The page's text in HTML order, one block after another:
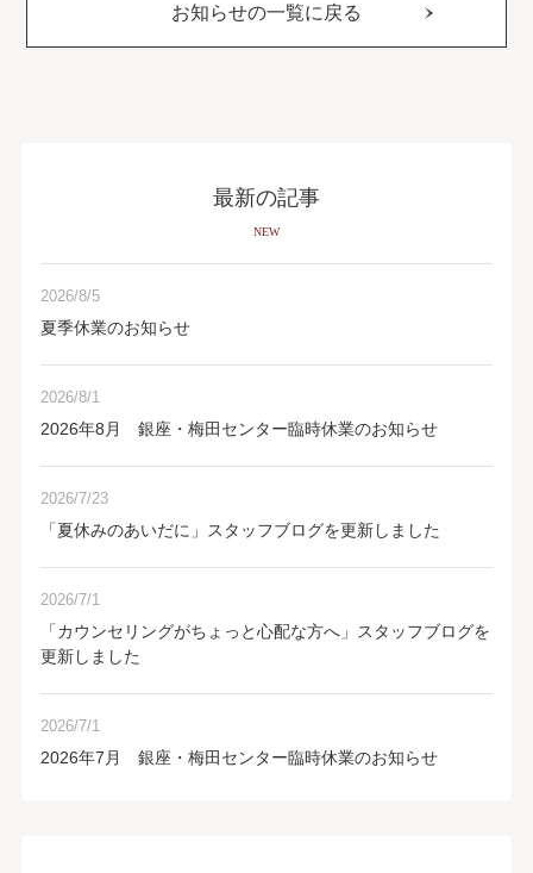
お知らせの一覧に戻る
最新の記事
NEW
2026/8/5
夏季休業のお知らせ
2026/8/1
2026年8月 銀座・梅田センター臨時休業のお知らせ
2026/7/23
「夏休みのあいだに」スタッフブログを更新しました
2026/7/1
「カウンセリングがちょっと心配な方へ」スタッフブログを
更新しました
2026/7/1
2026年7月 銀座・梅田センター臨時休業のお知らせ